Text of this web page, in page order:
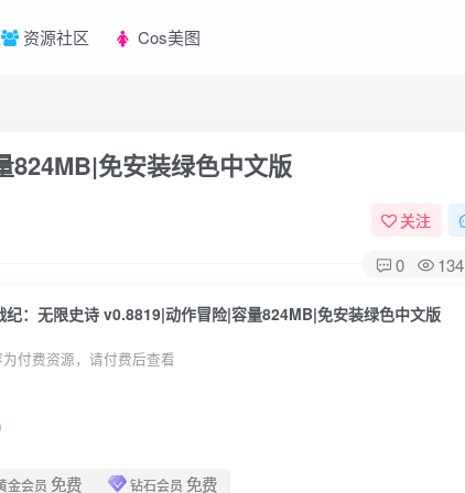
资源社区 Cos美图
824MB|免安装绿色中文版
关注
0 134
纪：无限史诗 v0.8819|动作冒险|容量824MB|免安装绿色中文版
为付费资源，请付费后查看
金会员 免费 钻石会员 免费